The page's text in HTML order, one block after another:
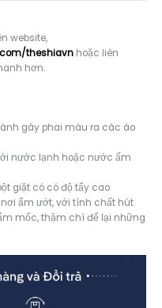
website,
theshiavnhoặc liên
hơn.
gây phai màu ra các áo
nước lạnh hoặc nước ấm
giặt có có độ tẩy cao
ẩm ướt, với tính chất hút
mốc, thậm chí để lại những